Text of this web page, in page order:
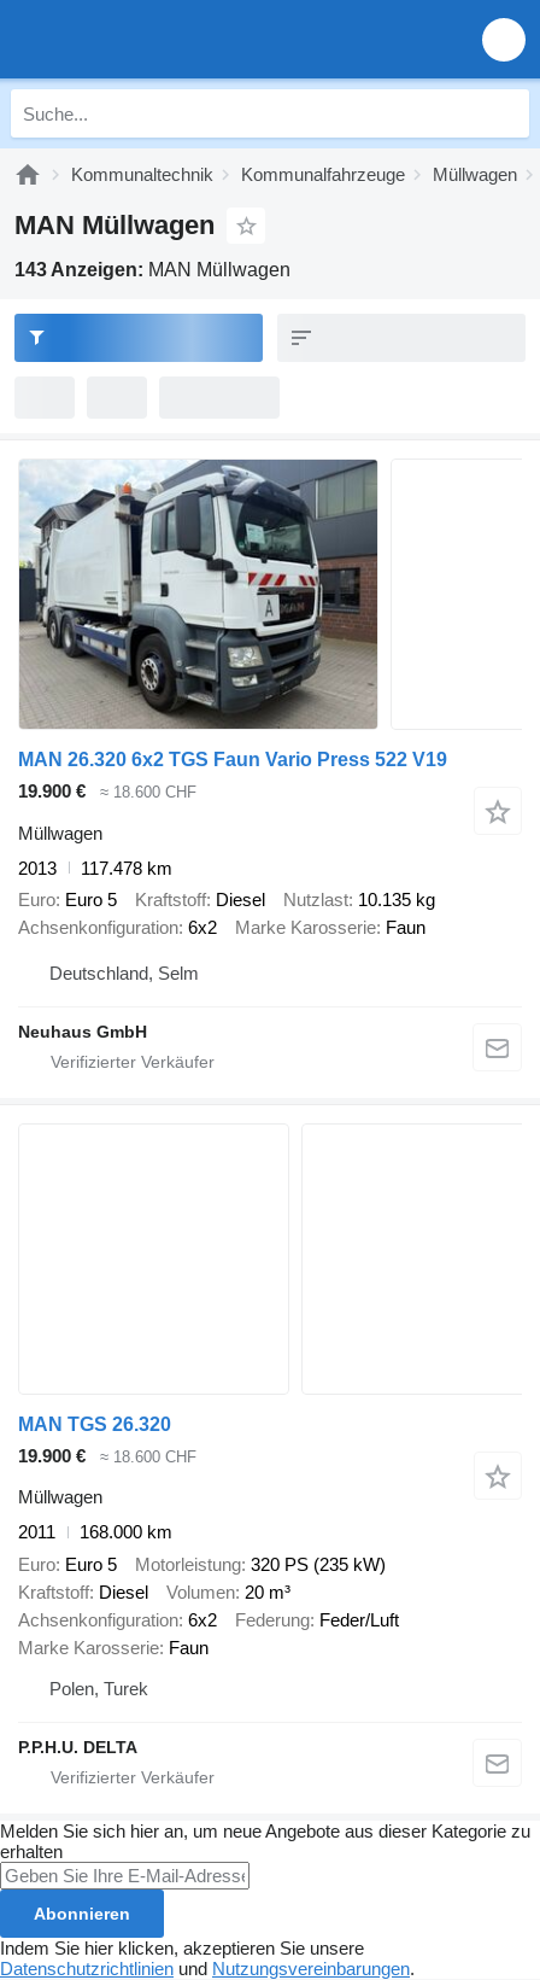
Kommunaltechnik Kommunalfahrzeuge Müllwagen
MAN Müllwagen
143 Anzeigen: MAN Müllwagen
MAN 26.320 6x2 TGS Faun Vario Press 522 V19
19.900 €
≈ 18.600 CHF
Müllwagen
2013
117.478 km
Euro Euro 5 Kraftstoff Diesel Nutzlast 10.135 kg
Achsenkonfiguration 6x2 Marke Karosserie Faun
Deutschland, Selm
Neuhaus GmbH
MAN TGS 26.320
19.900 €
≈ 18.600 CHF
Müllwagen
2011
168.000 km
Euro Euro 5 Motorleistung 320 PS (235 kW)
Kraftstoff Diesel Volumen 20 m³
Achsenkonfiguration 6x2 Federung Feder/Luft
Marke Karosserie Faun
Polen, Turek
P.P.H.U. DELTA
Melden Sie sich hier an, um neue Angebote aus dieser Kategorie zu
erhalten
Abonnieren
Indem Sie hier klicken, akzeptieren Sie unsere
Datenschutzrichtlinien und Nutzungsvereinbarungen.